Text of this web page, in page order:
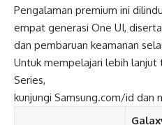
Pengalaman premium ini
empat generasi One UI,
dan pembaruan keamanan
Untuk mempelajari lebih lanjut
Series,
kunjungi Samsung.com/id dan